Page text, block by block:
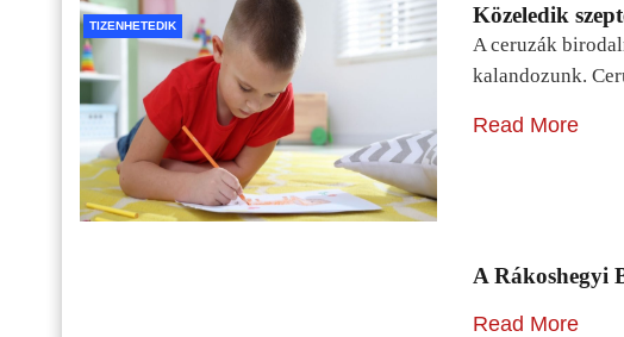
TIZENHETEDIK Közeledik
A ceruzák
kalandozunk.
Read More
A Rákoshegyi
Read More